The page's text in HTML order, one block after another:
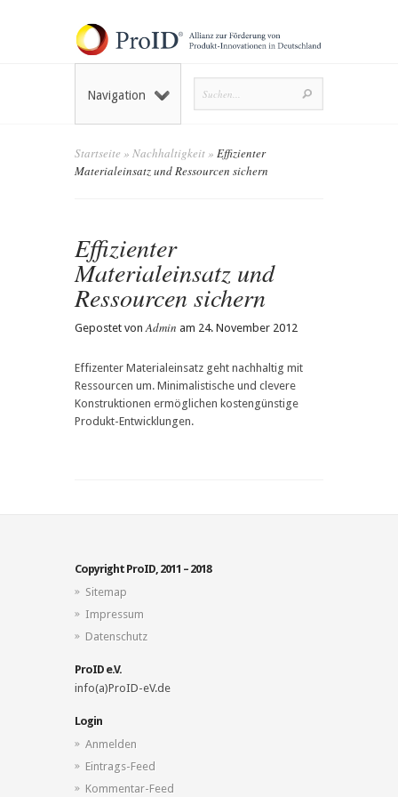
Navigation
Startseite » Nachhaltigkeit» Effizienter
Materialeinsatz und Ressourcen sichern
Effizienter
Materialeinsatz und
Ressourcen sichern
Gepostet vonAdmin am 24. November 2012
Effizenter Materialeinsatz geht nachhaltig mit
Ressourcen um. Minimalistische und clevere
Konstruktionen ermöglichen kostengünstige
Produkt-Entwicklungen.
Copyright ProID, 2011 – 2018
Sitemap
Impressum
Datenschutz
ProID e.V.
info(a)ProID-eV.de
Login
Anmelden
Eintrags-Feed
Kommentar-Feed